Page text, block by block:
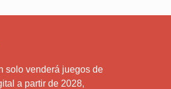
solo venderá juegos de
a partir de 2028,